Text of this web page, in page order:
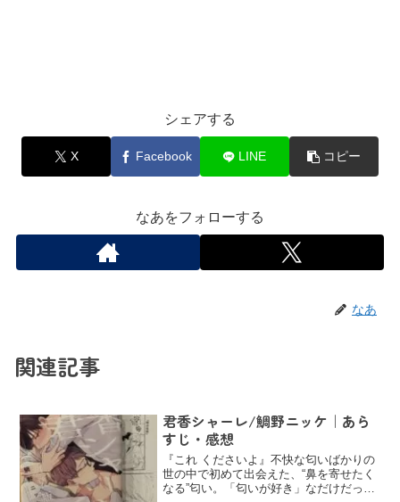
シェアする
X Facebook LINE コピー
なあをフォローする
なあ
関連記事
君香シャーレ/鯛野ニッケ｜あら
すじ・感想
『これ くださいよ』不快な匂いばかりの
世の中で初めて出会えた、“鼻を寄せたく
なる”匂い。「匂いが好き」なだけだった